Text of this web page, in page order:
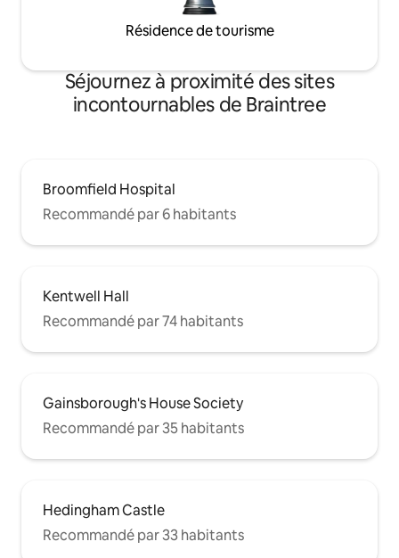
Résidence de tourisme
Séjournez à proximité des sites
incontournables de Braintree
Broomfield Hospital
Recommandé par 6 habitants
Kentwell Hall
Recommandé par 74 habitants
Gainsborough's House Society
Recommandé par 35 habitants
Hedingham Castle
Recommandé par 33 habitants